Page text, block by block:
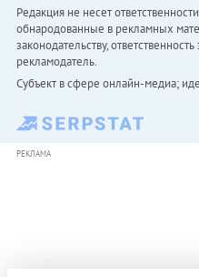
Редакция не несет
обнародованные в рекламных
законодательству,
рекламодатель.
Субъект в сфере онлайн-медиа;
РЕКЛАМА